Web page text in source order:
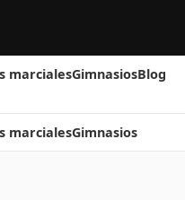
marcialesGimnasiosBlog
marcialesGimnasios